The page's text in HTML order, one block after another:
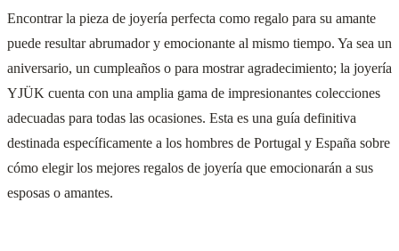
Encontrar la pieza de joyería perfecta como regalo para su amante
puede resultar abrumador y emocionante al mismo tiempo. Ya sea un
aniversario, un cumpleaños o para mostrar agradecimiento; la joyería
YJÜK cuenta con una amplia gama de impresionantes colecciones
adecuadas para todas las ocasiones. Esta es una guía definitiva
destinada específicamente a los hombres de Portugal y España sobre
cómo elegir los mejores regalos de joyería que emocionarán a sus
esposas o amantes.